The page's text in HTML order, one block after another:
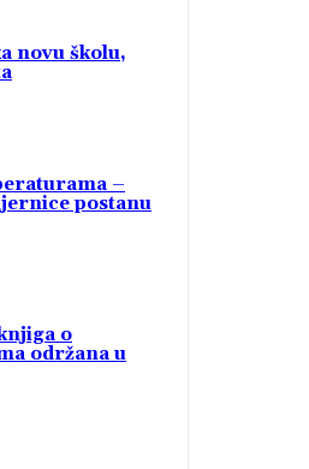
novu školu,
–
postanu
o
održana u